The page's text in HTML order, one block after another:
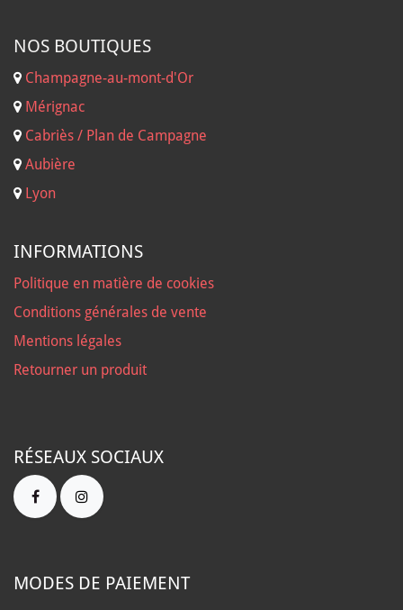
NOS BOUTIQUES
Champagne-au-mont-d'Or
Mérignac
Cabriès / Plan de Campagne
Aubière
Lyon
INFORMATIONS
Politique en matière de cookies
Conditions générales de vente
Mentions légales
Retourner un produit
RÉSEAUX SOCIAUX
MODES DE PAIEMENT